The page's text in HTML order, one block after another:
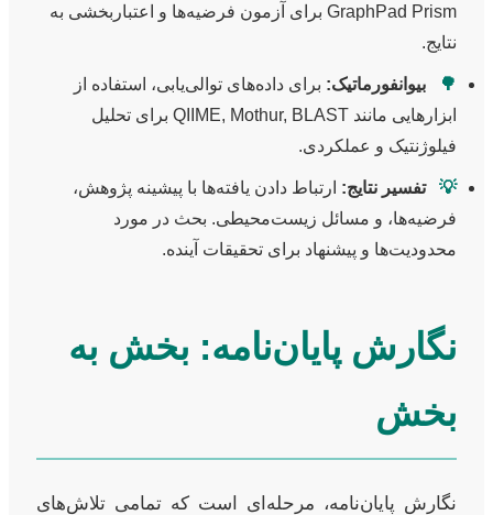
GraphPad Prism برای آزمون فرضیه‌ها و اعتباربخشی به
نتایج.
🌳 بیوانفورماتیک: برای داده‌های توالی‌یابی، استفاده از
ابزارهایی مانند QIIME, Mothur, BLAST برای تحلیل
فیلوژنتیک و عملکردی.
💡 تفسیر نتایج: ارتباط دادن یافته‌ها با پیشینه پژوهش،
فرضیه‌ها، و مسائل زیست‌محیطی. بحث در مورد
محدودیت‌ها و پیشنهاد برای تحقیقات آینده.
نگارش پایان‌نامه: بخش به
بخش
نگارش پایان‌نامه، مرحله‌ای است که تمامی تلاش‌های